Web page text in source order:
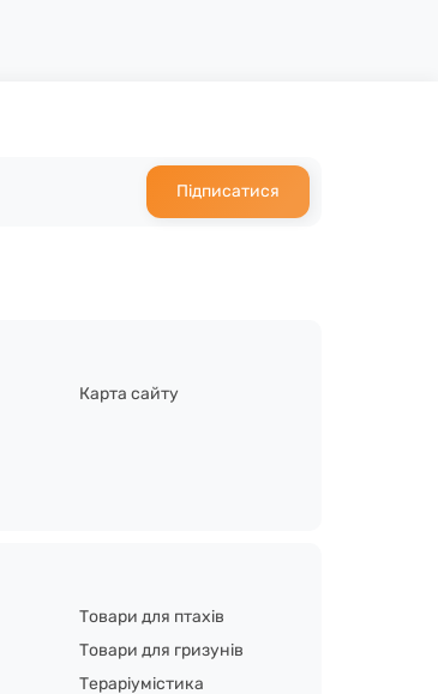
Підписатися
Карта сайту
Товари для птахів
Товари для гризунів
Тераріумістика